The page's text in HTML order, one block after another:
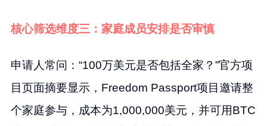
核心筛选维度三：家庭成员安排是否审慎
申请人常问：“100万美元是否包括全家？”官方项
目页面摘要显示，Freedom Passport项目邀请整
个家庭参与，成本为1,000,000美元，并可用BTC